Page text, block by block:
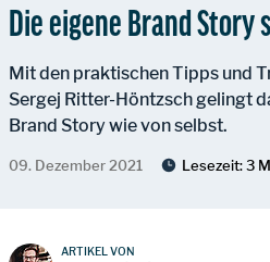
Die eigene Brand Story
Mit den praktischen Tipps und
Sergej Ritter-Höntzsch gelingt
Brand Story wie von selbst.
09. Dezember 2021 Lesezeit:3
ARTIKEL VON